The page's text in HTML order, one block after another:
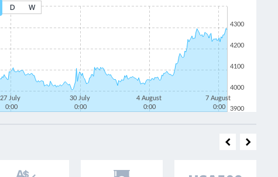
D W
27 July
0:00
30 July
0:00
4 August
0:00
7 August
0:00
3900
4000
4100
4200
4300